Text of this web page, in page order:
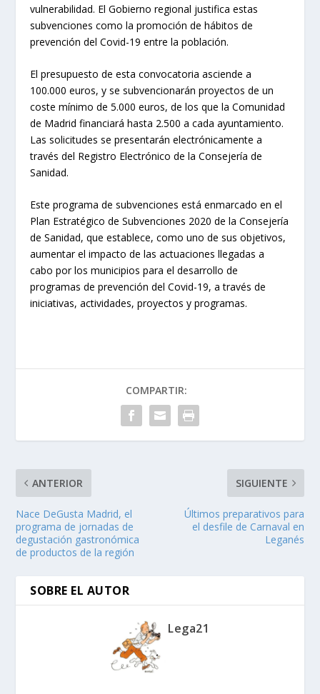
vulnerabilidad. El Gobierno regional justifica estas
subvenciones como la promoción de hábitos de
prevención del Covid-19 entre la población.
El presupuesto de esta convocatoria asciende a
100.000 euros, y se subvencionarán proyectos de un
coste mínimo de 5.000 euros, de los que la Comunidad
de Madrid financiará hasta 2.500 a cada ayuntamiento.
Las solicitudes se presentarán electrónicamente a
través del Registro Electrónico de la Consejería de
Sanidad.
Este programa de subvenciones está enmarcado en el
Plan Estratégico de Subvenciones 2020 de la Consejería
de Sanidad, que establece, como uno de sus objetivos,
aumentar el impacto de las actuaciones llegadas a
cabo por los municipios para el desarrollo de
programas de prevención del Covid-19, a través de
iniciativas, actividades, proyectos y programas.
COMPARTIR:
ANTERIOR
Nace DeGusta Madrid, el
programa de jornadas de
degustación gastronómica
de productos de la región
SIGUIENTE
Últimos preparativos para
el desfile de Carnaval en
Leganés
SOBRE EL AUTOR
Lega21